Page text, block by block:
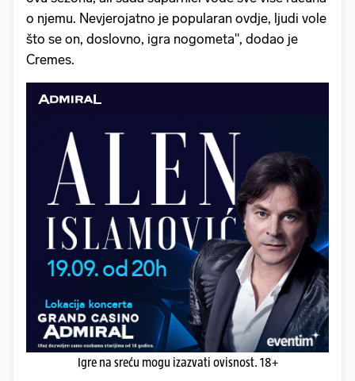
o njemu. Nevjerojatno je popularan ovdje, ljudi vole
što se on, doslovno, igra nogometa", dodao je
Cremes.
Igre na sreću mogu izazvati ovisnost. 18+